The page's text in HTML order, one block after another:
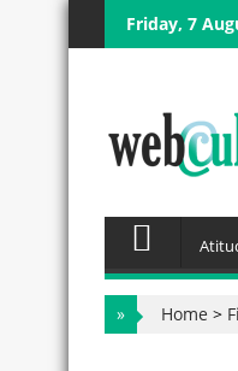
Skip
Friday, 7
» Home >